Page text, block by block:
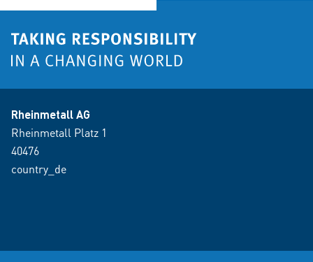
Rheinmetall AG
Rheinmetall Platz 1
40476
country_de